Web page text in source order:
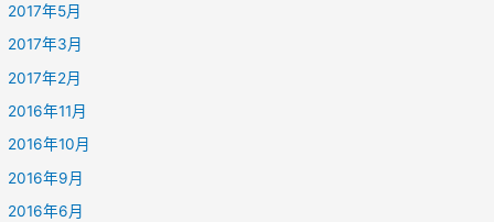
2017年5月
2017年3月
2017年2月
2016年11月
2016年10月
2016年9月
2016年6月